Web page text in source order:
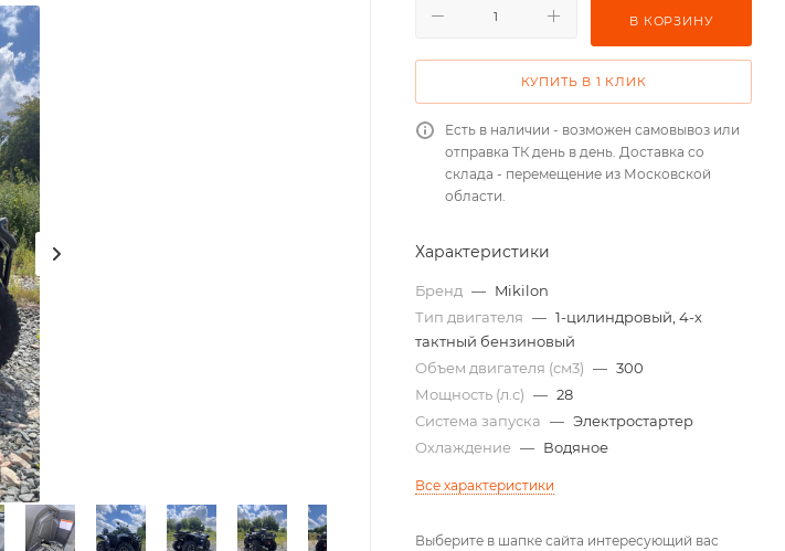
В КОРЗИНУ
КУПИТЬ В 1 КЛИК
Есть в наличии - возможен самовывоз или
отправка ТК день в день. Доставка со
склада - перемещение из Московской
области.
Характеристики
Бренд — Mikilon
Тип двигателя — 1-цилиндровый, 4-х
тактный бензиновый
Объем двигателя (см3) — 300
Мощность (л.с) — 28
Система запуска — Электростартер
Охлаждение — Водяное
Все характеристики
Выберите в шапке сайта интересующий вас